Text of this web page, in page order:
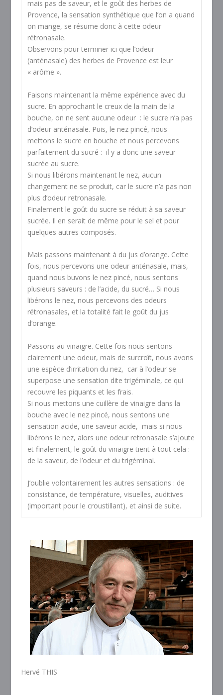
mais pas de saveur, et le goût des herbes de
Provence, la sensation synthétique que l’on a quand
on mange, se résume donc à cette odeur
rétronasale.
Observons pour terminer ici que l’odeur
(anténasale) des herbes de Provence est leur
« arôme ».
Faisons maintenant la même expérience avec du
sucre. En approchant le creux de la main de la
bouche, on ne sent aucune odeur : le sucre n’a pas
d’odeur anténasale. Puis, le nez pincé, nous
mettons le sucre en bouche et nous percevons
parfaitement du sucré : il y a donc une saveur
sucrée au sucre.
Si nous libérons maintenant le nez, aucun
changement ne se produit, car le sucre n’a pas non
plus d’odeur retronasale.
Finalement le goût du sucre se réduit à sa saveur
sucrée. Il en serait de même pour le sel et pour
quelques autres composés.
Mais passons maintenant à du jus d’orange. Cette
fois, nous percevons une odeur anténasale, mais,
quand nous buvons le nez pincé, nous sentons
plusieurs saveurs : de l’acide, du sucré… Si nous
libérons le nez, nous percevons des odeurs
rétronasales, et la totalité fait le goût du jus
d’orange.
Passons au vinaigre. Cette fois nous sentons
clairement une odeur, mais de surcroît, nous avons
une espèce d’irritation du nez, car à l’odeur se
superpose une sensation dite trigéminale, ce qui
recouvre les piquants et les frais.
Si nous mettons une cuillère de vinaigre dans la
bouche avec le nez pincé, nous sentons une
sensation acide, une saveur acide, mais si nous
libérons le nez, alors une odeur retronasale s’ajoute
et finalement, le goût du vinaigre tient à tout cela :
de la saveur, de l’odeur et du trigéminal.
J’oublie volontairement les autres sensations : de
consistance, de température, visuelles, auditives
(important pour le croustillant), et ainsi de suite.
Hervé THIS